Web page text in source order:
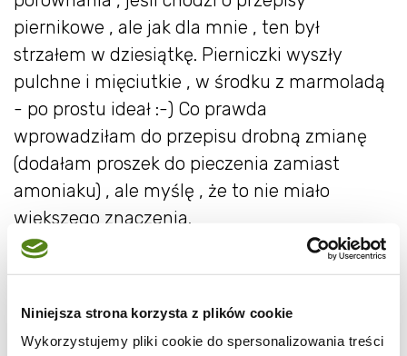
Niniejsza strona korzysta z plików cookie
Wykorzystujemy pliki cookie do spersonalizowania treści
piernikowe , ale jak dla mnie , ten był
strzałem w dziesiątkę. Pierniczki wyszły
pulchne i mięciutkie , w środku z marmoladą
- po prostu ideał :-) Co prawda
wprowadziłam do przepisu drobną zmianę
(dodałam proszek do pieczenia zamiast
amoniaku) , ale myślę , że to nie miało
większego znaczenia.
I jeszcze jedno... pierniczki można zrobić tuż
długo leżakować , wystarczy kilka godzin :-)